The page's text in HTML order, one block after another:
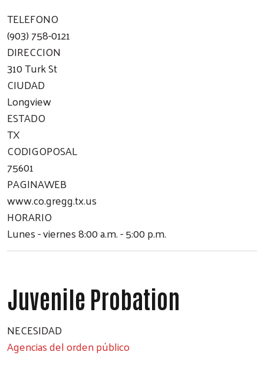
TELEFONO
(903) 758-0121
DIRECCION
310 Turk St
CIUDAD
Longview
ESTADO
TX
CODIGOPOSAL
75601
PAGINAWEB
www.co.gregg.tx.us
HORARIO
Lunes - viernes 8:00 a.m. - 5:00 p.m.
Juvenile Probation
NECESIDAD
Agencias del orden público